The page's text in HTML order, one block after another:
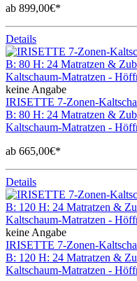
ab 899,00€*
Details
keine Angabe
IRISETTE 7-Zonen-
B: 80 H: 24 Matratzen &
Kaltschaum-Matratzen -
ab 665,00€*
Details
keine Angabe
IRISETTE 7-Zonen-
B: 120 H: 24 Matratzen &
Kaltschaum-Matratzen -